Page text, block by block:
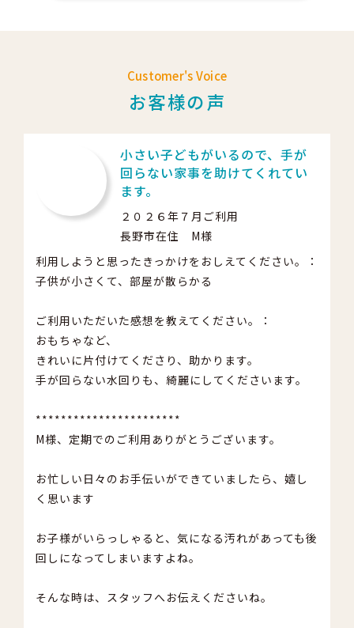
Customer's Voice
お客様の声
小さい子どもがいるので、手が
回らない家事を助けてくれてい
ます。
２０２６年７月ご利用
長野市在住 M様
利用しようと思ったきっかけをおしえてください。：
子供が小さくて、部屋が散らかる
ご利用いただいた感想を教えてください。：
おもちゃなど、
きれいに片付けてくださり、助かります。
手が回らない水回りも、綺麗にしてくださいます。
***********************
M様、定期でのご利用ありがとうございます。
お忙しい日々のお手伝いができていましたら、嬉し
く思います
お子様がいらっしゃると、気になる汚れがあっても後
回しになってしまいますよね。
そんな時は、スタッフへお伝えくださいね。